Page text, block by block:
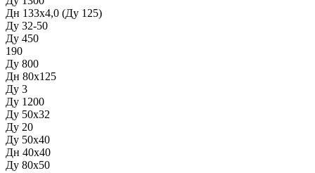
Дн 133х4,0 (Ду 125)
Ду 32-50
Ду 450
190
Ду 800
Дн 80х125
Ду 3
Ду 1200
Ду 50х32
Ду 20
Ду 50х40
Дн 40х40
Ду 80х50